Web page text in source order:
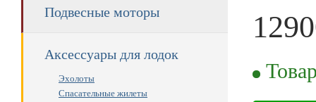
Подвесные моторы
Аксессуары для лодок
Эхолоты
Спасательные жилеты